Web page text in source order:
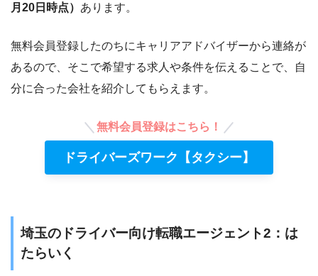
月20日時点） あります。
無料会員登録したのちにキャリアアドバイザーから連絡が
あるので、そこで希望する求人や条件を伝えることで、自
分に合った会社を紹介してもらえます。
無料会員登録はこちら！
ドライバーズワーク【タクシー】
埼玉のドライバー向け転職エージェント2：は
たらいく